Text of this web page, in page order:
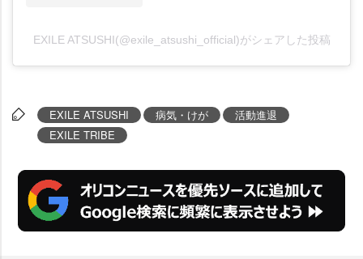
EXILE ATSUSHI(@exile_atsushi_official)がシェアした投稿
EXILE ATSUSHI 病気・けが
活動進退
EXILE TRIBE